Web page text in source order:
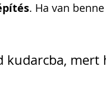
. Ha van
kudarcba, mert